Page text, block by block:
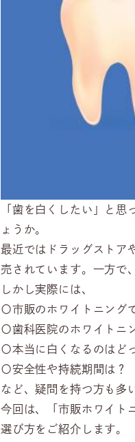
「歯を白くしたい」と
ょうか。
最近ではドラッグストア
売されています。一方で
しかし実際には、
〇市販のホワイトニング
〇歯科医院のホワイトニ
〇本当に白くなるのはど
〇安全性や持続期間は？
など、疑問を持つ方も多
今回は、「市販ホワイト
選び方をご紹介します。